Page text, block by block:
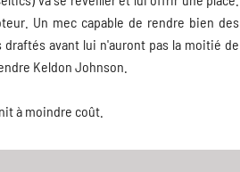
Un mec capable de rendre bien des
avant lui n'auront pas la moitié de
Keldon Johnson.
à moindre coût.